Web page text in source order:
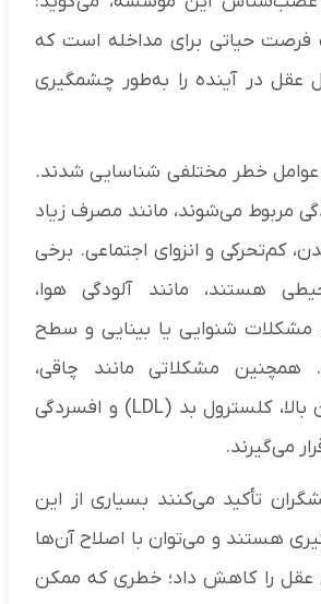
فرصت حیاتی برای مداخله است که
عقل در آینده را به‌طور چشمگیری
عوامل خطر مختلفی شناسایی شدند.
مربوط می‌شوند، مانند مصرف زیاد
کم‌تحرکی و انزوای اجتماعی. برخی
هستند، مانند آلودگی هوا،
شنوایی یا بینایی و سطح
همچنین مشکلاتی مانند چاقی،
دیابت، فشار خون بالا، کلسترول بد (LDL) و افسردگی
می‌گیرند.
تأکید می‌کنند بسیاری از این
هستند و می‌توان با اصلاح آن‌ها
عقل را کاهش داد؛ خطری که ممکن